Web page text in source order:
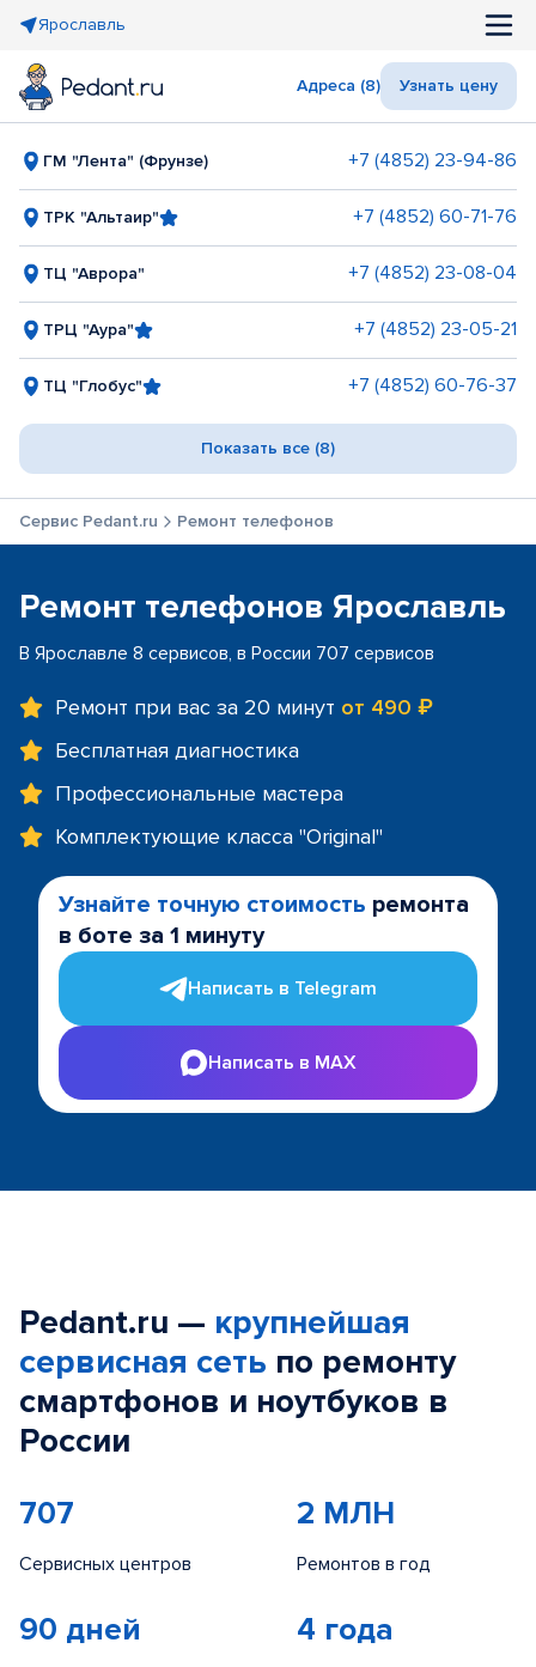
Ярославль
Адреса (8) Узнать цену
ГМ "Лента" (Фрунзе) +7 (4852) 23-94-86
ТРК "Альтаир" +7 (4852) 60-71-76
ТЦ "Аврора" +7 (4852) 23-08-04
ТРЦ "Аура" +7 (4852) 23-05-21
ТЦ "Глобус" +7 (4852) 60-76-37
Показать все (8)
Сервис Pedant.ru Ремонт телефонов
Ремонт телефонов Ярославль
В Ярославле 8 сервисов, в России 707 сервисов
Ремонт при вас за 20 минут от 490 ₽
Бесплатная диагностика
Профессиональные мастера
Комплектующие класса "Original"
Узнайте точную стоимость ремонта
в боте за 1 минуту
Написать в Telegram
Написать в MAX
Pedant.ru — крупнейшая
сервисная сеть по ремонту
смартфонов и ноутбуков в
России
707
Сервисных центров
2 МЛН
Ремонтов в год
90 дней 4 года